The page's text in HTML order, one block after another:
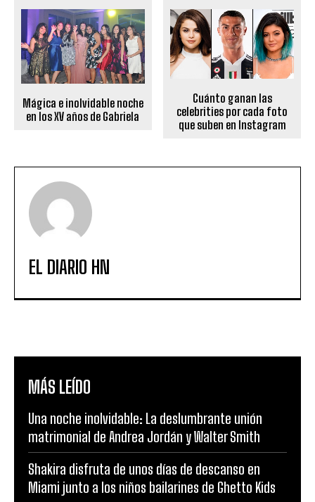
Mágica e inolvidable noche
en los XV años de Gabriela
Cuánto ganan las
celebrities por cada foto
que suben en Instagram
EL DIARIO HN
MÁS LEÍDO
Una noche inolvidable: La deslumbrante unión
matrimonial de Andrea Jordán y Walter Smith
Shakira disfruta de unos días de descanso en
Miami junto a los niños bailarines de Ghetto Kids